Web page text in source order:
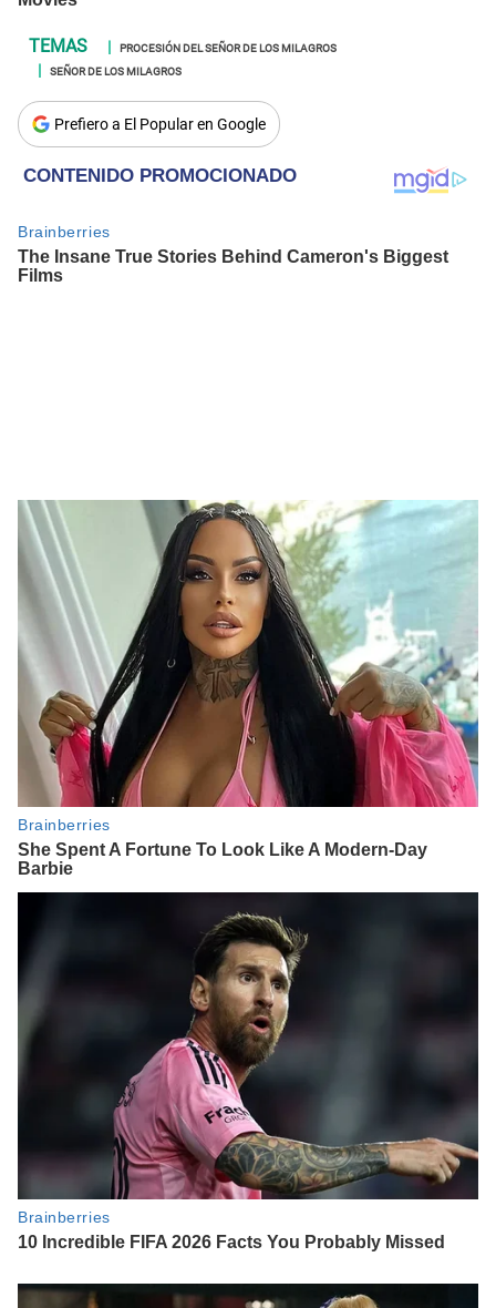
PROCESIÓN DEL SEÑOR DE LOS MILAGROS
SEÑOR DE LOS MILAGROS
Prefiero a El Popular en Google